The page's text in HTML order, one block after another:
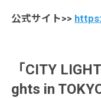
公式サイト>>
「CITY
ghts in